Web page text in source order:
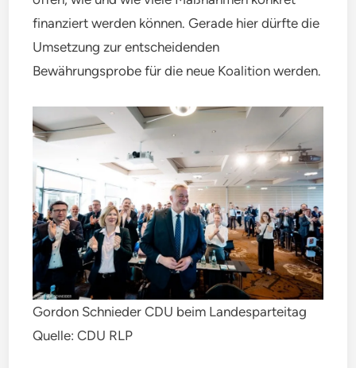
finanziert werden können. Gerade hier dürfte die
Umsetzung zur entscheidenden
Bewährungsprobe für die neue Koalition werden.
Gordon Schnieder CDU beim Landesparteitag
Quelle: CDU RLP